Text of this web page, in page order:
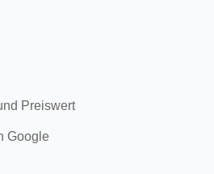
Preiswert
Google